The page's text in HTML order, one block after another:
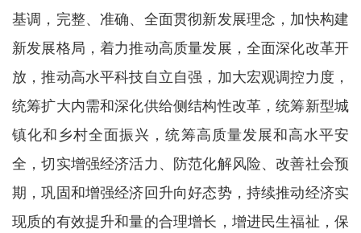
基调，完整、准确、全面贯彻新发展理念，加快构建
新发展格局，着力推动高质量发展，全面深化改革开
放，推动高水平科技自立自强，加大宏观调控力度，
统筹扩大内需和深化供给侧结构性改革，统筹新型城
镇化和乡村全面振兴，统筹高质量发展和高水平安
全，切实增强经济活力、防范化解风险、改善社会预
期，巩固和增强经济回升向好态势，持续推动经济实
现质的有效提升和量的合理增长，增进民生福祉，保